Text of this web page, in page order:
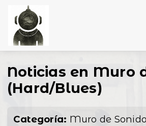
Noticias en Muro
(Hard/Blues)
Categoría: Muro de Sonido